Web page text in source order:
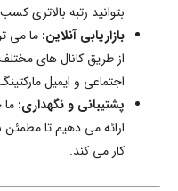
بتوانید رتبه بالاتری
بازاریابی آنلاین: ما می
از طریق کانال های مختلف
اجتماعی و ایمیل
پشتیبانی و نگهداری:
ارائه می دهیم تا
کار می کند.